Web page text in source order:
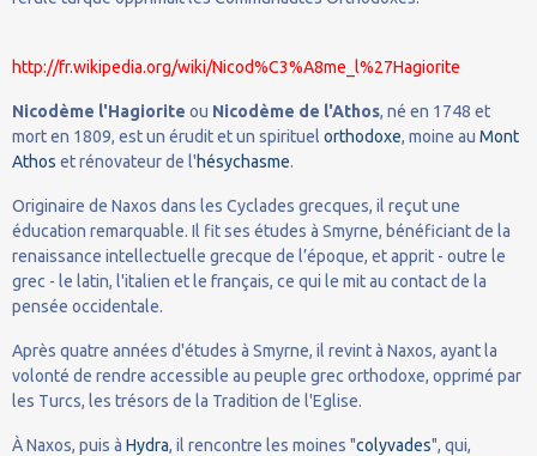
http://fr.wikipedia.org/wiki/Nicod%C3%A8me_l%27Hagiorite
Nicodème l'Hagiorite ou Nicodème de l'Athos, né en 1748 et
mort en 1809, est un érudit et un spirituel orthodoxe, moine au Mont
Athos et rénovateur de l'hésychasme.
Originaire de Naxos dans les Cyclades grecques, il reçut une
éducation remarquable. Il fit ses études à Smyrne, bénéficiant de la
renaissance intellectuelle grecque de l’époque, et apprit - outre le
grec - le latin, l'italien et le français, ce qui le mit au contact de la
pensée occidentale.
Après quatre années d'études à Smyrne, il revint à Naxos, ayant la
volonté de rendre accessible au peuple grec orthodoxe, opprimé par
les Turcs, les trésors de la Tradition de l'Eglise.
À Naxos, puis à Hydra, il rencontre les moines "colyvades", qui,